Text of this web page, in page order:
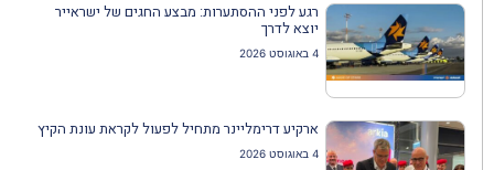
רגע לפני ההסתערות: מבצע החגים של ישראייר
יוצא לדרך
4 באוגוסט 2026
ארקיע דרימליינר מתחיל לפעול לקראת עונת הקיץ
4 באוגוסט 2026